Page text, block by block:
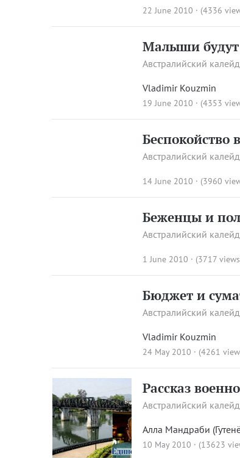
22 June 2010 · (4336
Малыши будут
Австралийский
Vladimir Kouzmin
19 June 2010 · (4353
Беспокойство
Австралийский
14 June 2010 · (3960
Беженцы и
Австралийский
1 June 2010 · (3717
Бюджет и
Австралийский
Vladimir Kouzmin
24 May 2010 · (4261
Рассказ
Австралийский
Алла Мандраби
10 May 2010 · (13623